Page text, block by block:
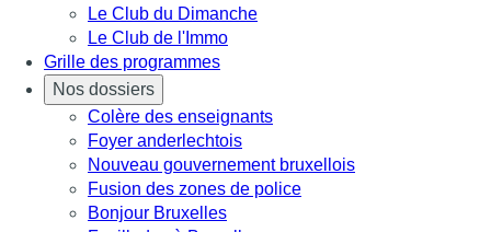
Le Club du Dimanche
Le Club de l'Immo
Grille des programmes
Nos dossiers
Colère des enseignants
Foyer anderlechtois
Nouveau gouvernement bruxellois
Fusion des zones de police
Bonjour Bruxelles